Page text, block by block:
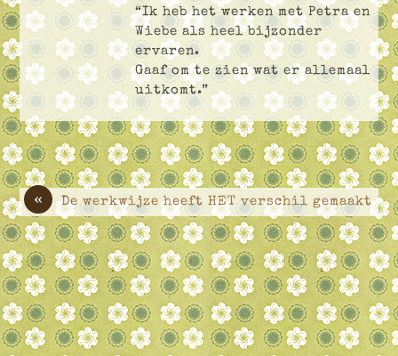
“Ik heb het werken met Petra en
Wiebe als heel bijzonder
ervaren.
Gaaf om te zien wat er allemaal
uitkomt.”
« De werkwijze heeft HET verschil gemaakt